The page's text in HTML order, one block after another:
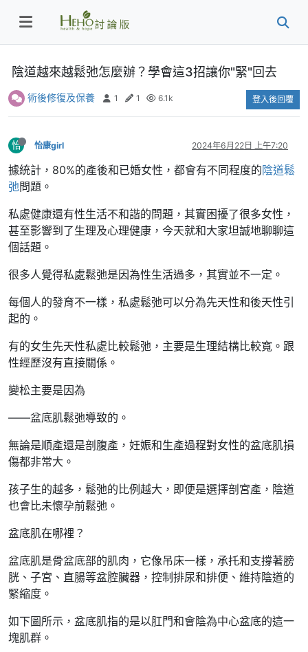
陰道越來越鬆弛怎麼辦？學會這3招讓你"緊"回去
術後修復及保養 1 1 6.1k 登入後回覆
怡 怡康girl 2024年6月22日 上午7:20
據統計，80%的產後和已婚女性，都會有不同程度的陰道鬆
弛問題。
私處健康還有性生活不和諧的問題，其實困擾了很多女性，
甚至影響到了生理及心理健康，今天就和大家坦誠地聊聊這
個話題。
很多人覺得私處鬆弛是因為性生活過多，其實並不一定。
每個人的發育不一樣，私處鬆弛可以分為先天性和後天性引
起的。
有的女生先天性私處比較鬆弛，主要是生理結構比較寬。跟
性經歷沒有直接關係。
變松主要是因為
——盆底肌鬆弛導致的。
無論是順產還是剖腹產，妊娠和生產過程對女性的盆底肌損
傷都非常大。
孩子生的越多，鬆弛的比例越大，即便是選擇剖宮產，陰道
也會比未懷孕前鬆弛。
盆底肌在哪裡？
盆底肌是骨盆底部的肌肉，它像吊床一樣，承托和支撐著膀
胱、子宮、直腸等盆腔臟器，控制排尿和排便、維持陰道的
緊縮度。
如下圖所示，盆底肌指的是以肛門和會陰為中心盆底的這一
塊肌群。